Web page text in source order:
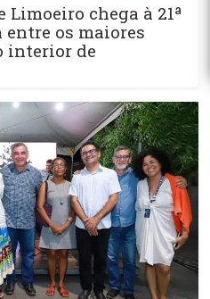
chega à 21ª
entre os maiores
interior de